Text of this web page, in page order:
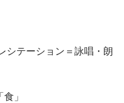
テーション＝詠唱・朗
」